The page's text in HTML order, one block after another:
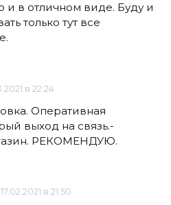
в отличном виде. Буду и
только тут все
в 22:24
Оперативная
выход на связь.-
РЕКОМЕНДУЮ.
17.02.2021 в 21:50